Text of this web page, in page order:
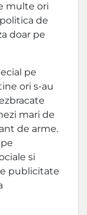
multe ori
de
doar pe
pe
ori s-au
mari de
de arme.
si
publicitate